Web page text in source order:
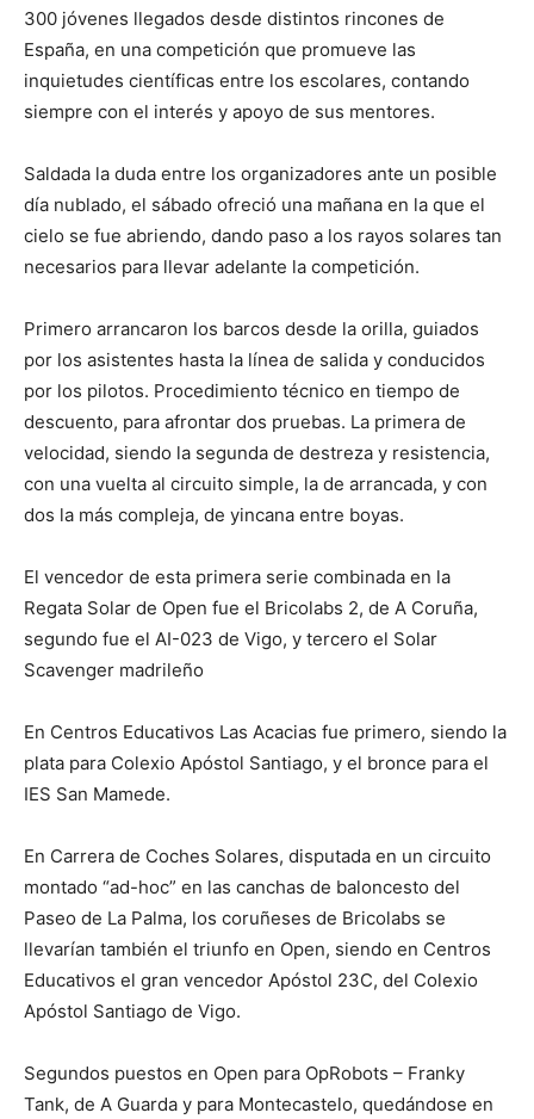
300 jóvenes llegados desde distintos rincones de
España, en una competición que promueve las
inquietudes científicas entre los escolares, contando
siempre con el interés y apoyo de sus mentores.
Saldada la duda entre los organizadores ante un posible
día nublado, el sábado ofreció una mañana en la que el
cielo se fue abriendo, dando paso a los rayos solares tan
necesarios para llevar adelante la competición.
Primero arrancaron los barcos desde la orilla, guiados
por los asistentes hasta la línea de salida y conducidos
por los pilotos. Procedimiento técnico en tiempo de
descuento, para afrontar dos pruebas. La primera de
velocidad, siendo la segunda de destreza y resistencia,
con una vuelta al circuito simple, la de arrancada, y con
dos la más compleja, de yincana entre boyas.
El vencedor de esta primera serie combinada en la
Regata Solar de Open fue el Bricolabs 2, de A Coruña,
segundo fue el AI-023 de Vigo, y tercero el Solar
Scavenger madrileño
En Centros Educativos Las Acacias fue primero, siendo la
plata para Colexio Apóstol Santiago, y el bronce para el
IES San Mamede.
En Carrera de Coches Solares, disputada en un circuito
montado “ad-hoc” en las canchas de baloncesto del
Paseo de La Palma, los coruñeses de Bricolabs se
llevarían también el triunfo en Open, siendo en Centros
Educativos el gran vencedor Apóstol 23C, del Colexio
Apóstol Santiago de Vigo.
Segundos puestos en Open para OpRobots – Franky
Tank, de A Guarda y para Montecastelo, quedándose en